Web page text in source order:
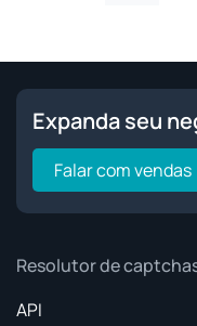
Expanda seu
Falar com vendas
Resolutor de
API